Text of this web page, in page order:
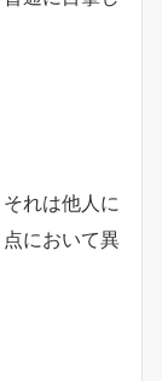
れは他人に
において異